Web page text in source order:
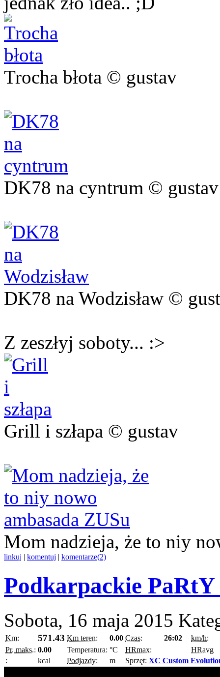
Trocha błota © gustav
DK78 na cyntrum © gustav
DK78 na Wodzisław ©
Z zeszłyj soboty... :>
Grill i szłapa © gustav
Mom nadzieja, że to niy
linkuj | komentuj | komentarze(2)
Podkarpackie
Sobota, 16 maja 2015
Km: 571.43 Km teren: 0.00 Czas: 26:02
km/h:
Pr. maks.: 0.00 Temperatura: °C HRmax:
HRavg
:
kcal Podjazdy: m Sprzęt: XC Custom